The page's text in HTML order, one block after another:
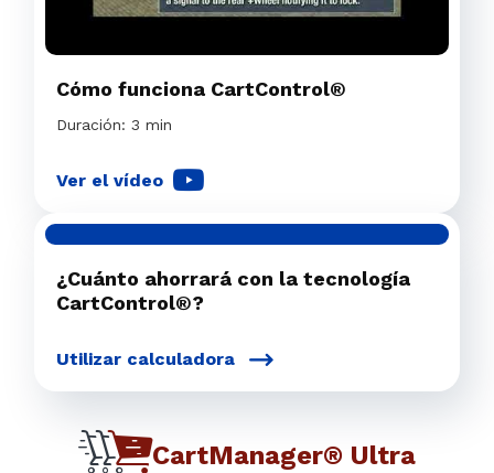
Cómo funciona CartControl®
Duración: 3 min
Ver el vídeo
¿Cuánto ahorrará con la tecnología
CartControl®?
Utilizar calculadora
CartManager® Ultra